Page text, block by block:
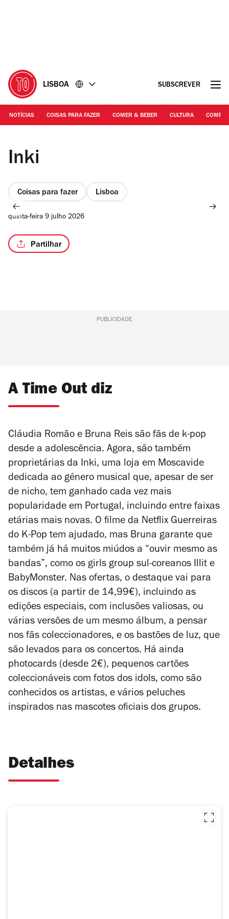
LISBOA SUBSCREVER
NOTÍCIAS COISAS PARA FAZER COMER & BEBER CULTURA
Rita Chantre | Inki K-Pop Store em Moscavide
Inki
Coisas para fazer Lisboa
quinta-feira 9 julho 2026
Partilhar
PUBLICIDADE
A Time Out diz
Cláudia Romão e Bruna Reis são fãs de k-pop
desde a adolescência. Agora, são também
proprietárias da Inki, uma loja em Moscavide
dedicada ao género musical que, apesar de ser
de nicho, tem ganhado cada vez mais
popularidade em Portugal, incluindo entre faixas
etárias mais novas. O filme da Netflix Guerreiras
do K-Pop tem ajudado, mas Bruna garante que
também já há muitos miúdos a “ouvir mesmo as
bandas”, como os girls group sul-coreanos Illit e
BabyMonster. Nas ofertas, o destaque vai para
os discos (a partir de 14,99€), incluindo as
edições especiais, com inclusões valiosas, ou
várias versões de um mesmo álbum, a pensar
nos fãs coleccionadores, e os bastões de luz, que
são levados para os concertos. Há ainda
photocards (desde 2€), pequenos cartões
coleccionáveis com fotos dos idols, como são
conhecidos os artistas, e vários peluches
inspirados nas mascotes oficiais dos grupos.
Detalhes